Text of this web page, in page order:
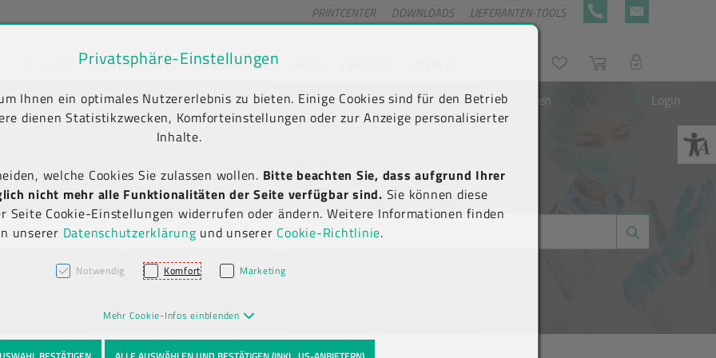
springen [AK + 2]
[AK + 5]
PRINTCENTER DOWNLOADS LIEFERANTEN-TOOLS +43 5576 7177 818
NACHHALTIGKEIT UNTERNEHMEN WunschlisteWarenkorb
LOGIN
Kauf auf Rechnung
(B2B)
Newsletter-Anmeldung Neu registrieren Login
Privatsphäre-Einstellungen
Ihnen ein optimales Nutzererlebnis zu bieten. Einige Cookies sind für den Betrieb
dienen Statistikzwecken, Komforteinstellungen oder zur Anzeige personalisierter
Inhalte.
welche Cookies Sie zulassen wollen. Bitte beachten Sie, dass aufgrund Ihrer
nicht mehr alle Funktionalitäten der Seite verfügbar sind. Sie können diese
Seite Cookie-Einstellungen widerrufen oder ändern. Weitere Informationen finden
unserer Datenschutzerklärung und unserer Cookie-Richtlinie.
Notwendig Komfort Marketing
Mehr Cookie-Infos einblenden